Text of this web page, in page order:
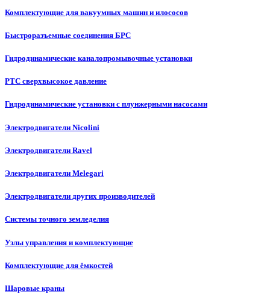
Комплектующие для вакуумных машин и илососов
Быстроразъемные соединения БРС
Гидродинамические каналопромывочные установки
РТС сверхвысокое давление
Гидродинамические установки с плунжерными насосами
Электродвигатели Nicolini
Электродвигатели Ravel
Электродвигатели Melegari
Электродвигатели других производителей
Системы точного земледелия
Узлы управления и комплектующие
Комплектующие для ёмкостей
Шаровые краны